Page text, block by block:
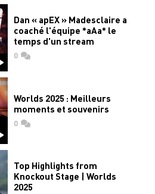
Dan « apEX » Madesclaire a
coaché l'équipe *aAa* le
temps d'un stream
0commentaires
Worlds 2025 : Meilleurs
moments et souvenirs
0commentaires
Top Highlights from
Knockout Stage | Worlds
2025